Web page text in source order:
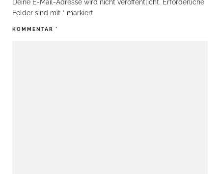
Deine E-Mail-Adresse wird nicht veröffentlicht. Erforderliche
Felder sind mit * markiert
KOMMENTAR *